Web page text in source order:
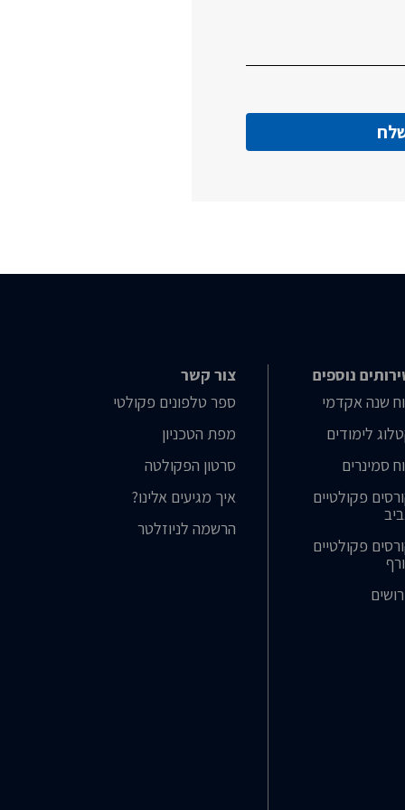
נוספים
שנה אקדמי
לימודים
סמינרים
פקולטיים
פקולטיים
צור קשר
ספר טלפונים פקולטי
מפת הטכניון
סרטון הפקולטה
איך מגיעים אלינו?
הרשמה לניוזלטר